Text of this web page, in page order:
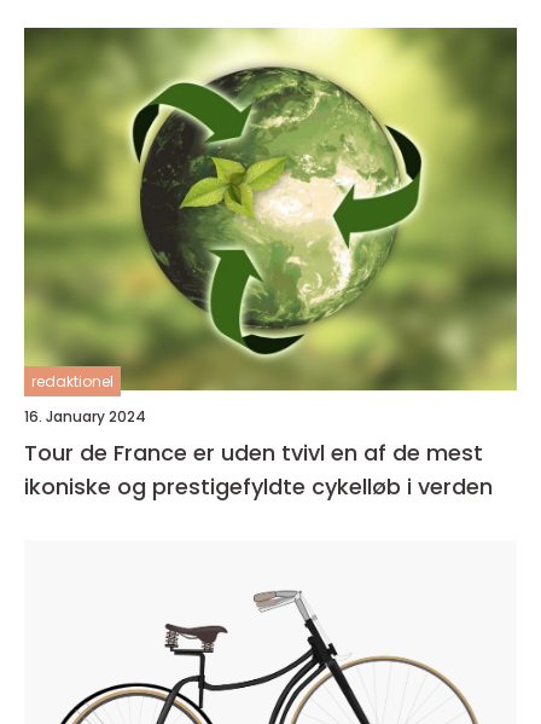
redaktionel
16. January 2024
Tour de France er uden tvivl en af de mest
ikoniske og prestigefyldte cykelløb i verden